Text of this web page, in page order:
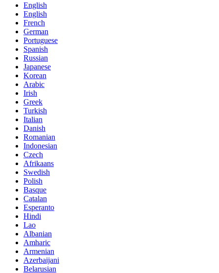
English
English
French
German
Portuguese
Spanish
Russian
Japanese
Korean
Arabic
Irish
Greek
Turkish
Italian
Danish
Romanian
Indonesian
Czech
Afrikaans
Swedish
Polish
Basque
Catalan
Esperanto
Hindi
Lao
Albanian
Amharic
Armenian
Azerbaijani
Belarusian